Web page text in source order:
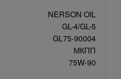
NERSON OIL
GL-4/GL-5
GL75-90004
МКПП
75W-90